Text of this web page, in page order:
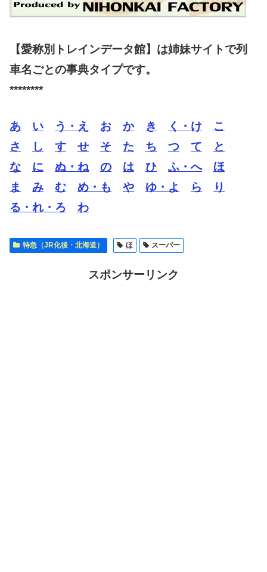
【愛称別トレインデータ館】は姉妹サイトで列
車名ごとの事典タイプです。
********
あ い う・え お か き く・け
こ
さ
し す せ そ た ち つ て
と
な
に ぬ・ね の は ひ ふ・へ
ほ
ま
み む め・も や ゆ・よ ら
り
る・れ・ろ
わ
特急（JR化後・北海道） ほ スーパー
スポンサーリンク